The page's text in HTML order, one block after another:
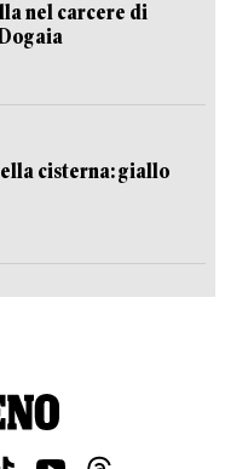
nel carcere di
cisterna: giallo